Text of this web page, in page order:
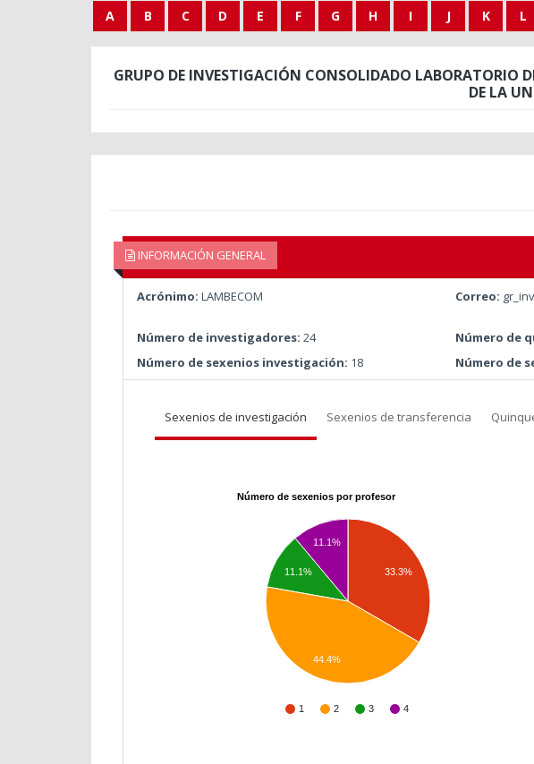
A B C D E F G H I J K L
GRUPO DE INVESTIGACIÓN CONSOLIDADO
DE LA
INFORMACIÓN GENERAL
Acrónimo: LAMBECOM Correo:
Número de investigadores: 24 Número de
Número de sexenios investigación: 18 Número de
Sexenios de investigación Sexenios de transferencia
Número de sexenios por profesor
1 2 3 4
33.3%
11.1%
11.1%
44.4%